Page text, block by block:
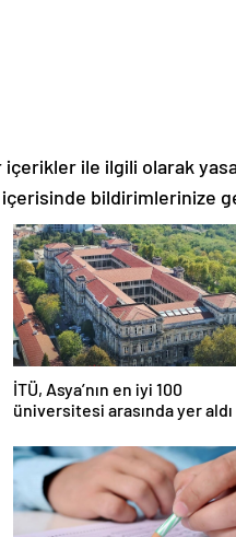
içerikler ile ilgili olarak
bildirimlerinize
İTÜ, Asya’nın en iyi 100
üniversitesi arasında yer aldı